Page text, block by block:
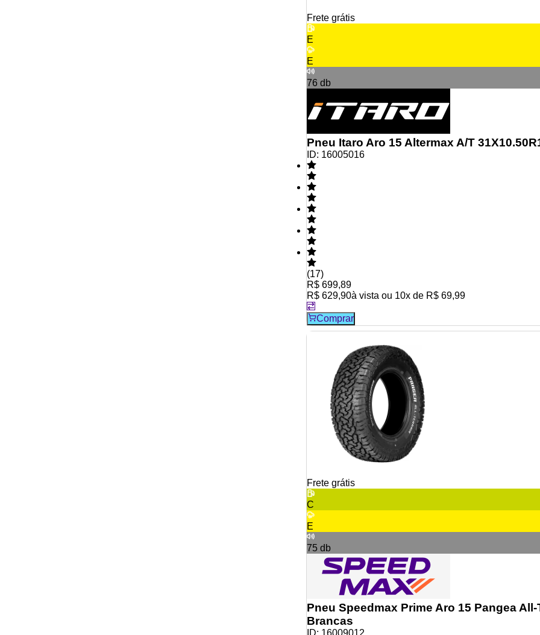
Frete grátis
E
E
76 db
Pneu Itaro Aro 15 Altermax A/T
ID: 16005016
(17)
R$ 699,89
R$ 629,90à vista ou 10x de R$ 69,99
Comprar
Frete grátis
C
E
75 db
Pneu Speedmax Prime Aro 15 Pangea
Brancas
ID: 16009012